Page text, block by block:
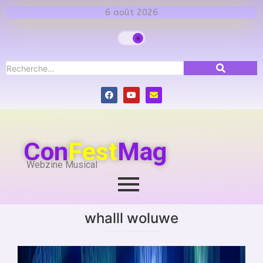
6 août 2026
ConFestMag
Webzine Musical
whalll woluwe
Articles en collaboration avec